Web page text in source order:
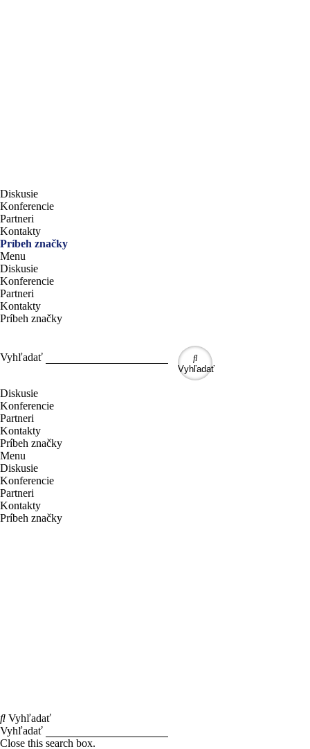
Diskusie
Konferencie
Partneri
Kontakty
Príbeh značky
Menu
Diskusie
Konferencie
Partneri
Kontakty
Príbeh značky
Vyhľadať
Vyhľadať
Diskusie
Konferencie
Partneri
Kontakty
Príbeh značky
Menu
Diskusie
Konferencie
Partneri
Kontakty
Príbeh značky
Vyhľadať
Vyhľadať
Close this search box.